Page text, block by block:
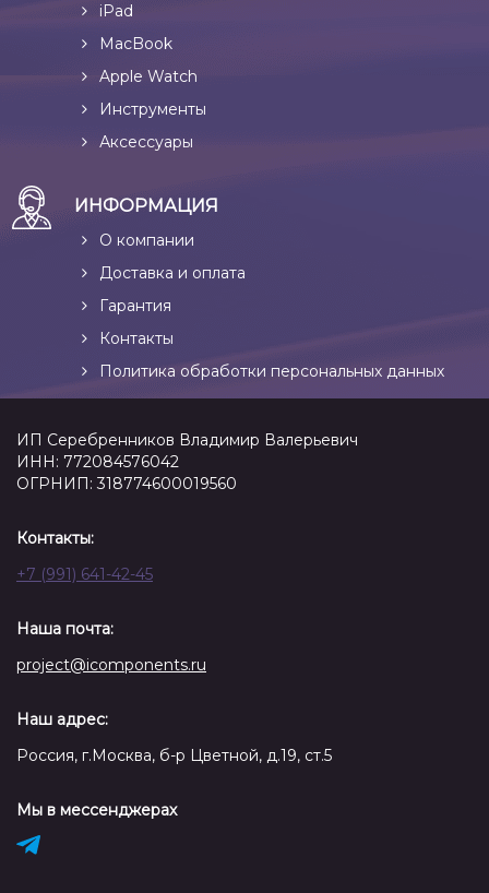
iPad
MacBook
Apple Watch
Инструменты
Аксессуары
ИНФОРМАЦИЯ
О компании
Доставка и оплата
Гарантия
Контакты
Политика обработки персональных данных
ИП Серебренников Владимир Валерьевич
ИНН: 772084576042
ОГРНИП: 318774600019560
Контакты:
+7 (991) 641-42-45
Наша почта:
project@icomponents.ru
Наш адрес:
Россия, г.Москва, б-р Цветной, д.19, ст.5
Мы в мессенджерах